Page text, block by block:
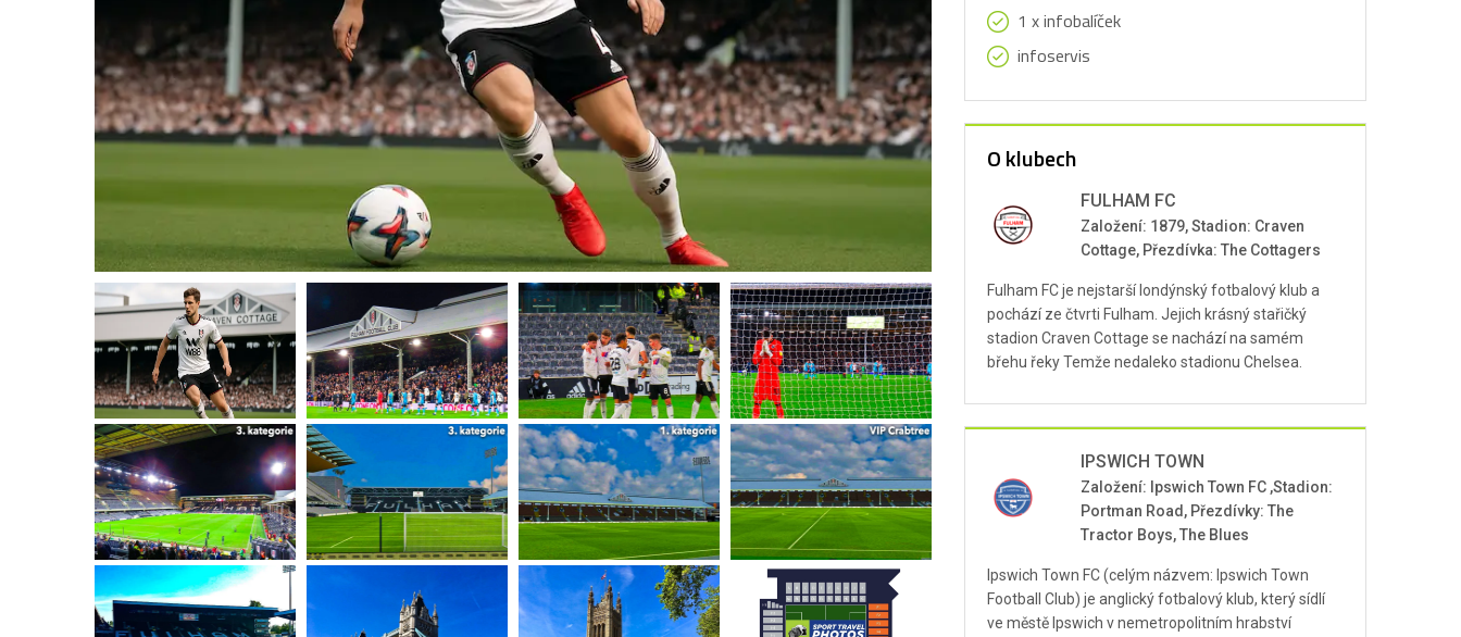
1 x infobalíček
infoservis
O klubech
FULHAM FC
Založení: 1879, Stadion: Craven
Cottage, Přezdívka: The Cottagers
Fulham FC je nejstarší londýnský fotbalový klub a
pochází ze čtvrti Fulham. Jejich krásný stařičký
stadion Craven Cottage se nachází na samém
břehu řeky Temže nedaleko stadionu Chelsea.
IPSWICH TOWN
Založení: Ipswich Town FC ,Stadion:
Portman Road, Přezdívky: The
Tractor Boys, The Blues
Ipswich Town FC (celým názvem: Ipswich Town
Football Club) je anglický fotbalový klub, který sídlí
ve městě Ipswich v nemetropolitním hrabství